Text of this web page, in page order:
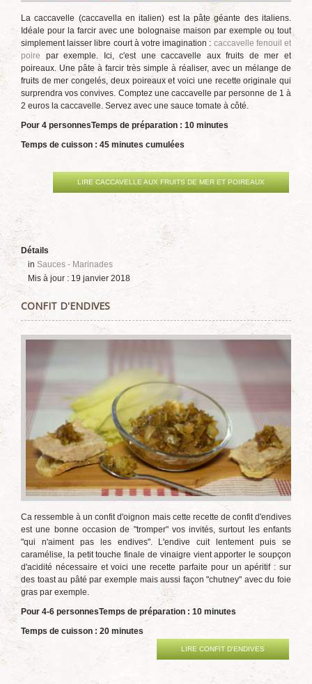
La caccavelle (caccavella en italien) est la pâte géante des italiens.
Idéale pour la farcir avec une bolognaise maison par exemple ou tout
simplement laisser libre court à votre imagination : caccavelle fenouil et
poire par exemple. Ici, c'est une caccavelle aux fruits de mer et
poireaux. Une pâte à farcir très simple à réaliser, avec un mélange de
fruits de mer congelés, deux poireaux et voici une recette originale qui
surprendra vos convives. Comptez une caccavelle par personne de 1 à
2 euros la caccavelle. Servez avec une sauce tomate à côté.
Pour 4 personnesTemps de préparation : 10 minutes
Temps de cuisson : 45 minutes cumulées
LIRE CACCAVELLE AUX FRUITS DE MER ET POIREAUX
Détails
in Sauces - Marinades
Mis à jour : 19 janvier 2018
CONFIT D'ENDIVES
Ca ressemble à un confit d'oignon mais cette recette de confit d'endives
est une bonne occasion de "tromper" vos invités, surtout les enfants
"qui n'aiment pas les endives". L'endive cuit lentement puis se
caramélise, la petit touche finale de vinaigre vient apporter le soupçon
d'acidité nécessaire et voici une recette parfaite pour un apéritif : sur
des toast au pâté par exemple mais aussi façon "chutney" avec du foie
gras par exemple.
Pour 4-6 personnesTemps de préparation : 10 minutes
Temps de cuisson : 20 minutes
LIRE CONFIT D'ENDIVES